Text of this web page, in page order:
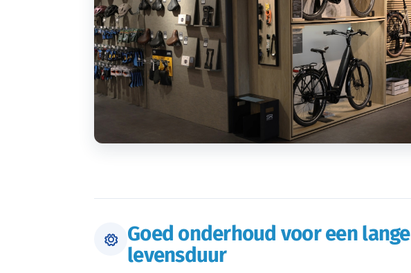
Goed onderhoud voor een lange
levensduur